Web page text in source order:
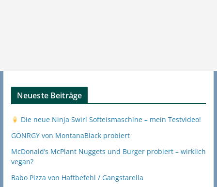
Neueste Beiträge
Die neue Ninja Swirl Softeismaschine – mein Testvideo!
GÖNRGY von MontanaBlack probiert
McDonald’s McPlant Nuggets und Burger probiert – wirklich
vegan?
Babo Pizza von Haftbefehl / Gangstarella